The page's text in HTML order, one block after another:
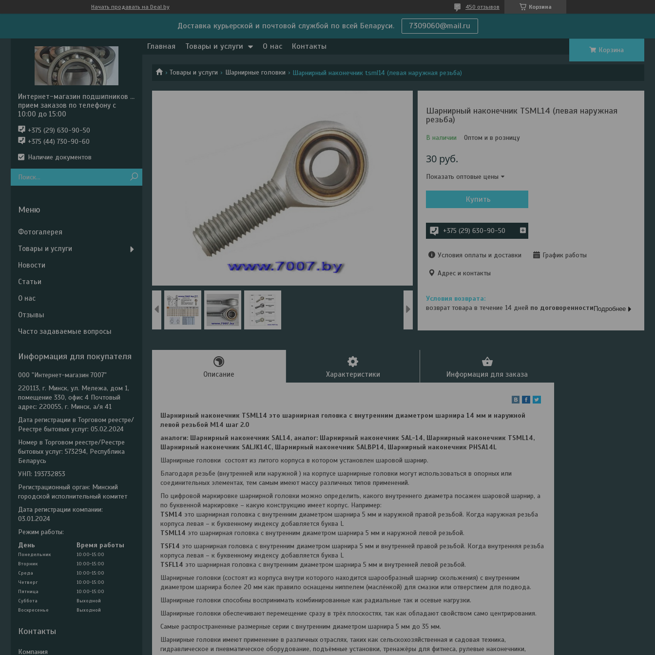
Начать продавать на Deal.by Корзина
450 отзывов
Доставка курьерской и почтовой службой по всей Беларуси. 7309060@mail.ru
Главная Товары и услуги О нас Контакты Корзина
Товары и услуги Шарнирные головки Шарнирный наконечник tsml14 (левая наружная резьба)
Шарнирный наконечник TSML14 (левая наружная
резьба)
В наличии Оптом и в розницу
30 руб.
Показать оптовые цены
Купить
+375 (29) 630-90-50
Условия оплаты и доставки График работы
Адрес и контакты
возврат товара в течение 14 дней по договоренности Подробнее
Описание Характеристики Информация для заказа
Шарнирный наконечник TSML14 это шарнирная головка с внутренним диаметром шарнира 14 мм и наружной
левой резьбой М14 шаг 2.0
аналоги: Шарнирный наконечник SAL14, аналог: Шарнирный наконечник SAL-14, Шарнирный наконечник TSML14,
Шарнирный наконечник SALJK14C, Шарнирный наконечник SALBP14, Шарнирный наконечник PHSA14L
Шарнирные головки состоят из литого корпуса в котором установлен шаровой шарнир.
Благодаря резьбе (внутренней или наружной ) на корпусе шарнирные головки могут использоваться в опорных или
соединительных элементах, тем самым имеют массу различных типов применений.
По цифровой маркировке шарнирной головки можно определить, какого внутреннего диаметра посажен шаровой шарнир, а
по буквенной маркировке – какую конструкцию имеет корпус. Например:
TSM14 это шарнирная головка с внутренним диаметром шарнира 5 мм и наружной правой резьбой. Когда наружная резьба
корпуса левая – к буквенному индексу добавляется буква L
TSML14 это шарнирная головка с внутренним диаметром шарнира 5 мм и наружной левой резьбой.
TSF14 это шарнирная головка с внутренним диаметром шарнира 5 мм и внутренней правой резьбой. Когда внутренняя резьба
корпуса левая – к буквенному индексу добавляется буква L
TSFL14 это шарнирная головка с внутренним диаметром шарнира 5 мм и внутренней левой резьбой.
Шарнирные головки (состоят из корпуса внутри которого находится шарообразный шарнир скольжения) с внутренним
диаметром шарнира более 20 мм как правило оснащены ниппелем (маслёнкой) для смазки или отверстием для подвода.
Шарнирные головки способны воспринимать комбинированные как радиальные так и осевые нагрузки.
Шарнирные головки обеспечивают перемещение сразу в трёх плоскостях, так как обладают свойством само центрирования.
Самые распространенные размерные серии с внутренним диаметром шарнира 5 мм до 35 мм.
Шарнирные головки имеют применение в различных отраслях, таких как сельскохозяйственная и садовая техника,
гидравлическое и пневматическое оборудование, подъёмные установки, тренажёры для фитнеса, рулевые наконечники,
Интернет-магазин подшипников ...
прием заказов по телефону с
10:00 до 15:00
+375 (29) 630-90-50
+375 (44) 730-90-60
Наличие документов
Фотогалерея
Товары и услуги
Новости
Статьи
О нас
Отзывы
Часто задаваемые вопросы
Информация для покупателя
ООО "Интернет-магазин 7007"
220113, г. Минск, ул. Мележа, дом 1,
помещение 330, офис 4 Почтовый
адрес: 220055, г. Минск, а/я 41
Дата регистрации в Торговом реестре/
Реестре бытовых услуг: 05.02.2024
Номер в Торговом реестре/Реестре
бытовых услуг: 573294, Республика
Беларусь
УНП: 193732853
Регистрационный орган: Минский
городской исполнительный комитет
Дата регистрации компании:
03.01.2024
Режим работы:
День
Время работы
Понедельник
10:00-15:00
Вторник
10:00-15:00
Среда
10:00-15:00
Четверг
10:00-15:00
Пятница
10:00-15:00
Суббота
Выходной
Воскресенье
Выходной
Контакты